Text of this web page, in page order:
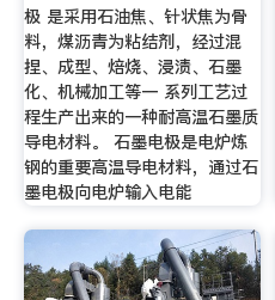
极 是采用石油焦、针状焦为骨
料，煤沥青为粘结剂，经过混
捏、成型、焙烧、浸渍、石墨
化、机械加工等一 系列工艺过
程生产出来的一种耐高温石墨质
导电材料。 石墨电极是电炉炼
钢的重要高温导电材料，通过石
墨电极向电炉输入电能